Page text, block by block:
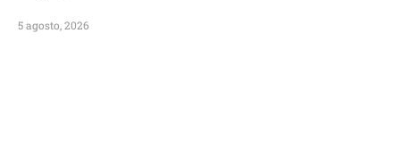
5 agosto, 2026